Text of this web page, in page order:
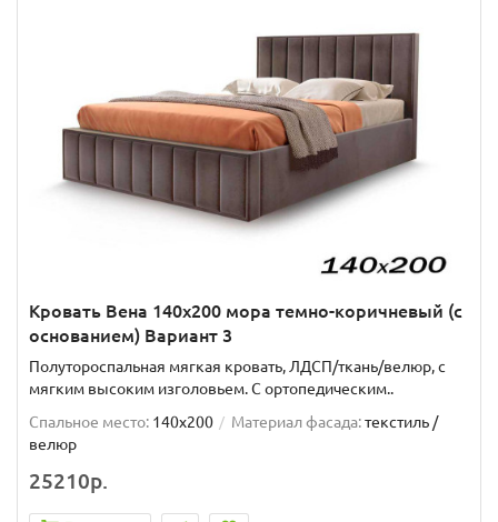
Кровать Вена 140х200 мора темно-коричневый (с
основанием) Вариант 3
Полутороспальная мягкая кровать, ЛДСП/ткань/велюр, с
мягким высоким изголовьем. C ортопедическим..
Спальное место: 140x200 Материал фасада:текстиль /
велюр
25210р.